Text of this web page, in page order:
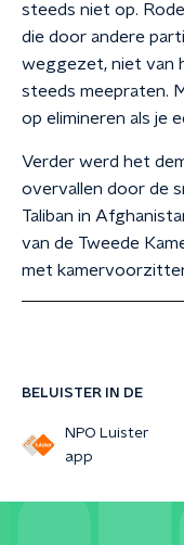
BELUISTER IN DE
NPO Luister
app
steeds niet op.
die door andere
weggezet, niet van
steeds meepraten.
op elimineren als je
Verder werd het
overvallen door de
Taliban in
van de Tweede
met